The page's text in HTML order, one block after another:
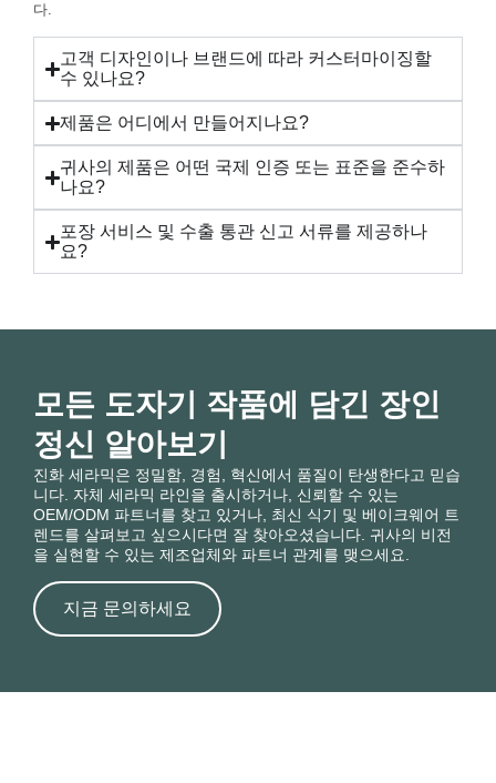
다.
고객 디자인이나 브랜드에 따라 커스터마이징할
수 있나요?
제품은 어디에서 만들어지나요?
귀사의 제품은 어떤 국제 인증 또는 표준을 준수하
나요?
포장 서비스 및 수출 통관 신고 서류를 제공하나
요?
모든 도자기 작품에 담긴 장인
정신 알아보기
진화 세라믹은 정밀함, 경험, 혁신에서 품질이 탄생한다고 믿습
니다. 자체 세라믹 라인을 출시하거나, 신뢰할 수 있는
OEM/ODM 파트너를 찾고 있거나, 최신 식기 및 베이크웨어 트
렌드를 살펴보고 싶으시다면 잘 찾아오셨습니다. 귀사의 비전
을 실현할 수 있는 제조업체와 파트너 관계를 맺으세요.
지금 문의하세요